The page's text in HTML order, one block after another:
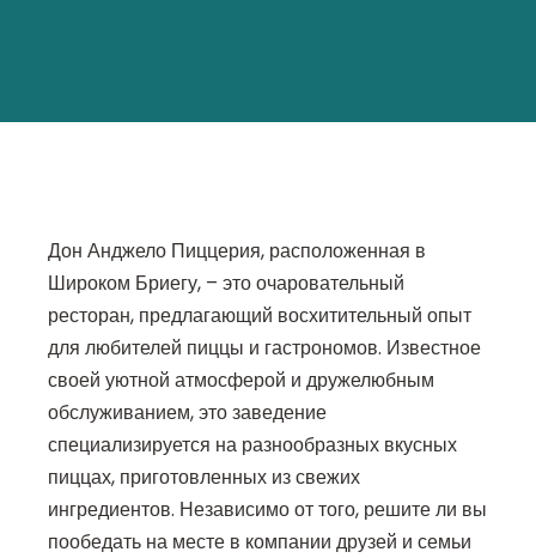
Дон Анджело Пиццерия, расположенная в
Широком Бриегу, – это очаровательный
ресторан, предлагающий восхитительный опыт
для любителей пиццы и гастрономов. Известное
своей уютной атмосферой и дружелюбным
обслуживанием, это заведение
специализируется на разнообразных вкусных
пиццах, приготовленных из свежих
ингредиентов. Независимо от того, решите ли вы
пообедать на месте в компании друзей и семьи